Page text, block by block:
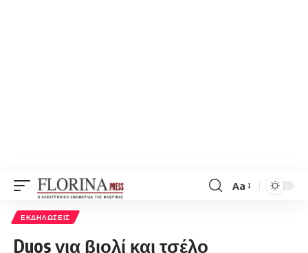
Font
Aa
ΕΚΔΗΛΏΣΕΙΣ
Duos για βιολί και τσέλο